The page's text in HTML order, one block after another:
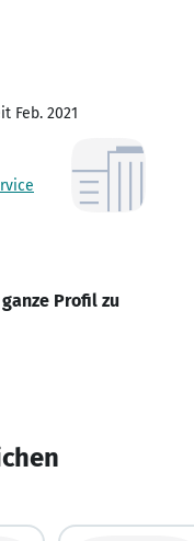
Feb. 2021
Profil zu